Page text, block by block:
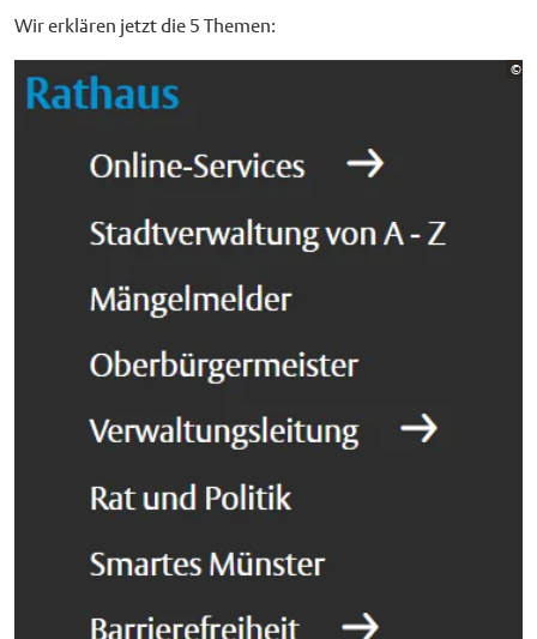
Wir erklären jetzt die 5 Themen:
©